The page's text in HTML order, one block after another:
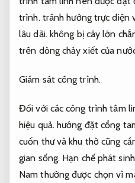
trình.tránh hướng trực diện
lâu dài.không bị cây lớn
trên dòng chảy xiết của
Giám sát công trình.
Đối với các công trình tâm
hiệu quả. hướng đặt cổng
cuốn thư và khu thờ cũng
gian sống. Hạn chế phát
Nam thường được chọn vì